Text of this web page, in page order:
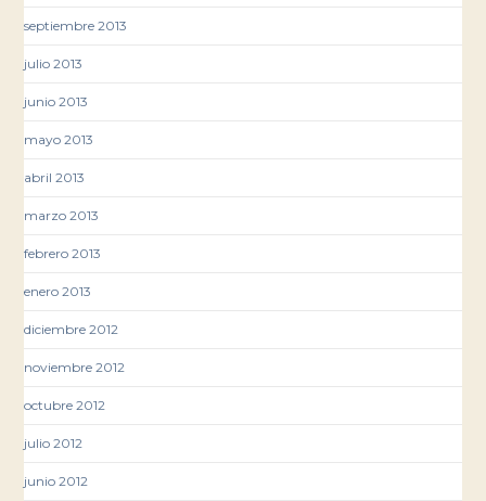
septiembre 2013
julio 2013
junio 2013
mayo 2013
abril 2013
marzo 2013
febrero 2013
enero 2013
diciembre 2012
noviembre 2012
octubre 2012
julio 2012
junio 2012